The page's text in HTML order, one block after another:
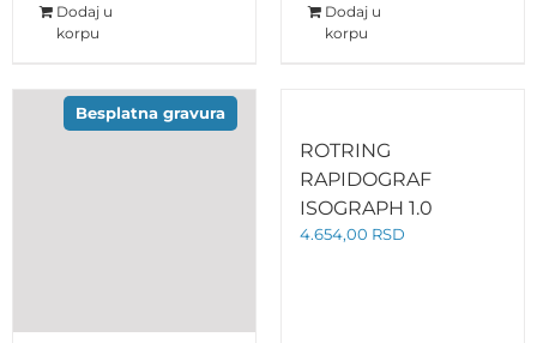
Dodaj u
korpu
Dodaj u
korpu
Besplatna gravura
ROTRING
RAPIDOGRAF
ISOGRAPH 1.0
4.654,00 RSD